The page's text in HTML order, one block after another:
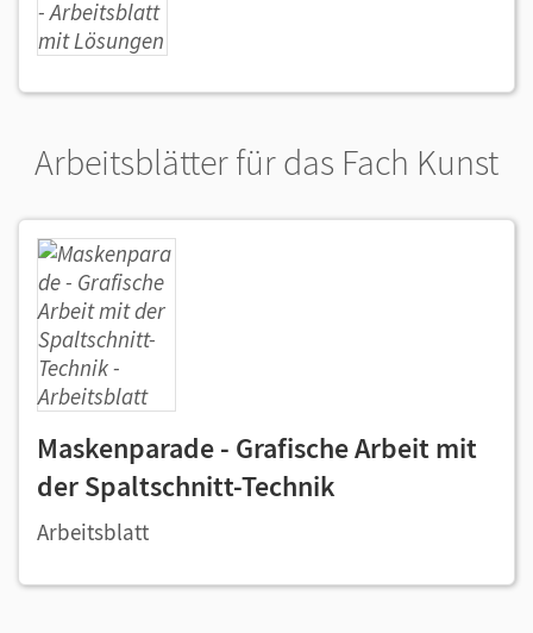
Arbeitsblätter für das Fach Kunst
Maskenparade - Grafische Arbeit mit
der Spaltschnitt-Technik
Arbeitsblatt